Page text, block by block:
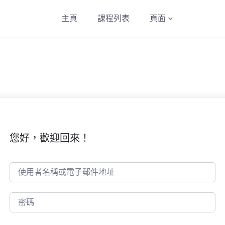
主頁 課程列表 頁面
您好，歡迎回來！